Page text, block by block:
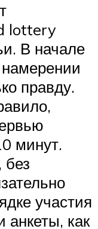
lottery
В начале
намерении
правду.
минут.
без
участия
анкеты, как